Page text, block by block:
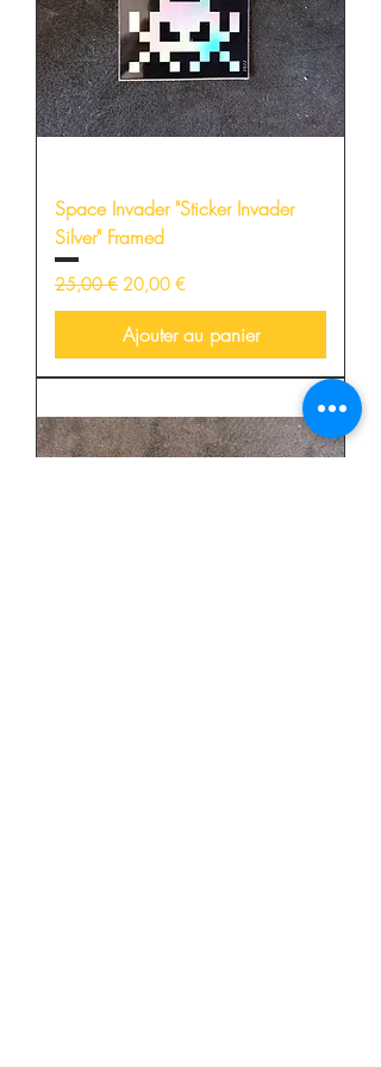
Space Invader "Sticker Invader
Silver" Framed
Prix original
25,00 € Prix promotionnel
20,00 €
Ajouter au panier